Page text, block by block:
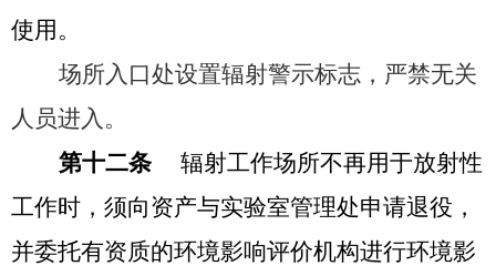
使用。
场所入口处设置辐射警示标志，严禁无关
人员进入。
第十二条 辐射工作场所不再用于放射性
工作时，须向资产与实验室管理处申请退役，
并委托有资质的环境影响评价机构进行环境影